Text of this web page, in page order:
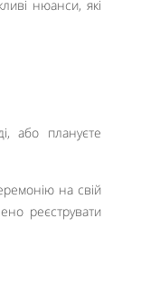
нюанси, які
або плануєте
на свій
реєструвати